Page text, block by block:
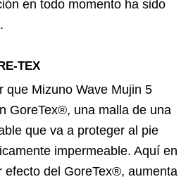
en todo momento ha sido
TEX
que Mizuno Wave Mujin 5
GoreTex®, una malla de una
que va a proteger al pie
impermeable. Aquí en
efecto del GoreTex®, aumenta